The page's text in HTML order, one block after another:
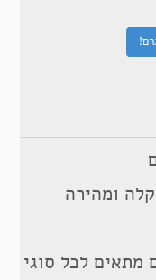
ומהירה
לכל סוגי